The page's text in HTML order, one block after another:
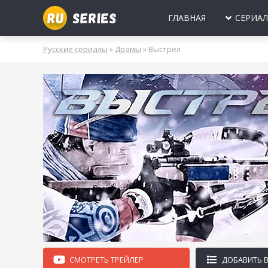
ГЛАВНАЯ
2025 2024 2023 2022 2021
РОССИЯ УКРАИНА БЕЛАРУСЬ СССР
МОЛОДЕЖНЫЕ
НОВОГОДНИЕ
ПРО ВРАЧЕЙ
ПРО
ПРО
ЛЮБОВНЫЕ
Русские сериалы » Драмы » Выстрел
СМОТРЕТЬ ТРЕЙЛЕР ДОБАВИТЬ